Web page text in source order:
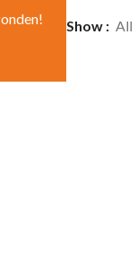
Show All